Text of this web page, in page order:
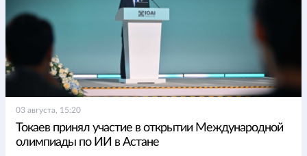
03 августа, 15:20
Токаев принял участие в открытии Международной
олимпиады по ИИ в Астане